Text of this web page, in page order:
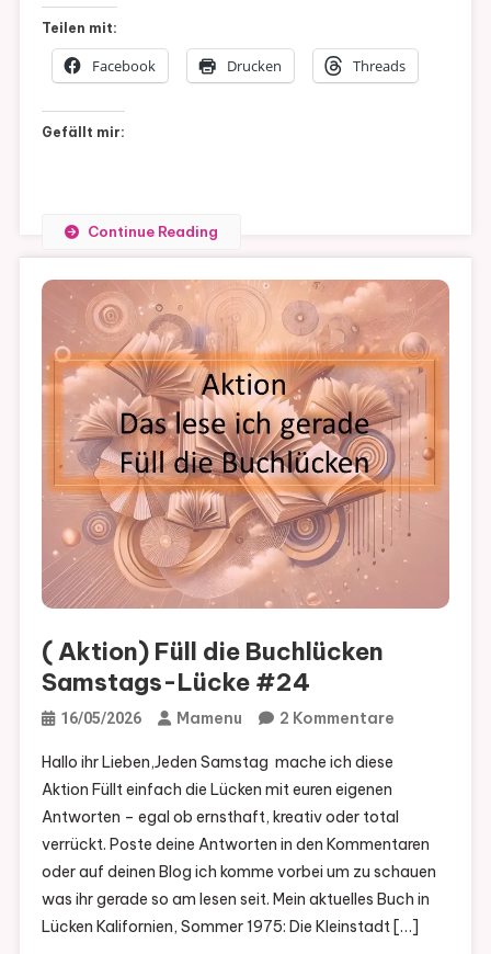
Teilen mit:
Facebook Drucken Threads
Gefällt mir:
Continue Reading
( Aktion) Füll die Buchlücken
Samstags-Lücke #24
16/05/2026 Mamenu 2 KommentareZu
Die
Buchlücken
Samstags-
Lücke
#24
Hallo ihr Lieben,Jeden Samstag mache ich diese
Aktion Füllt einfach die Lücken mit euren eigenen
Antworten – egal ob ernsthaft, kreativ oder total
verrückt. Poste deine Antworten in den Kommentaren
oder auf deinen Blog ich komme vorbei um zu schauen
was ihr gerade so am lesen seit. Mein aktuelles Buch in
Lücken Kalifornien, Sommer 1975: Die Kleinstadt […]